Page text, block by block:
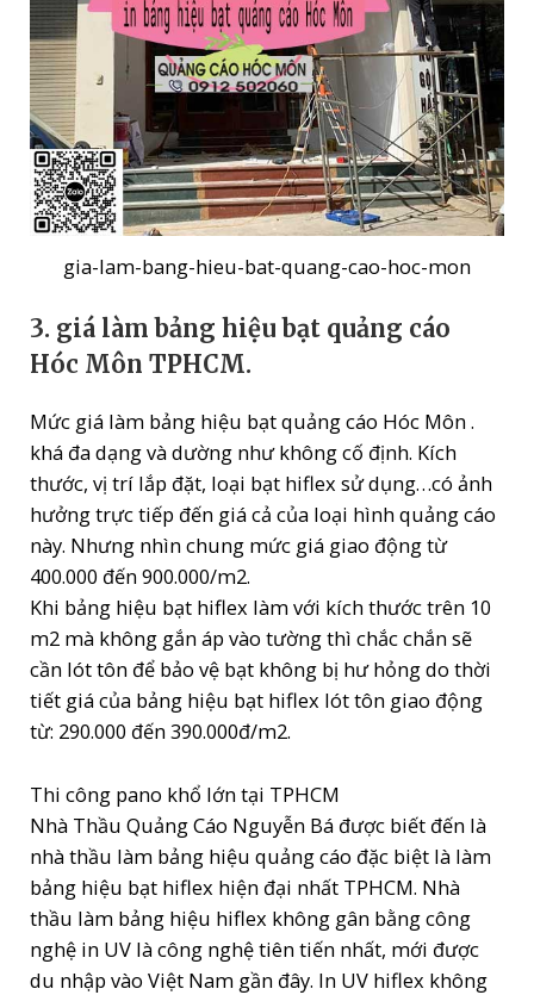
gia-lam-bang-hieu-bat-quang-cao-hoc-mon
3. giá làm bảng hiệu bạt quảng cáo
Hóc Môn TPHCM.
Mức giá làm bảng hiệu bạt quảng cáo Hóc Môn .
khá đa dạng và dường như không cố định. Kích
thước, vị trí lắp đặt, loại bạt hiflex sử dụng…có ảnh
hưởng trực tiếp đến giá cả của loại hình quảng cáo
này. Nhưng nhìn chung mức giá giao động từ
400.000 đến 900.000/m2.
Khi bảng hiệu bạt hiflex làm với kích thước trên 10
m2 mà không gắn áp vào tường thì chắc chắn sẽ
cần lót tôn để bảo vệ bạt không bị hư hỏng do thời
tiết giá của bảng hiệu bạt hiflex lót tôn giao động
từ: 290.000 đến 390.000đ/m2.
Thi công pano khổ lớn tại TPHCM
Nhà Thầu Quảng Cáo Nguyễn Bá được biết đến là
nhà thầu làm bảng hiệu quảng cáo đặc biệt là làm
bảng hiệu bạt hiflex hiện đại nhất TPHCM. Nhà
thầu làm bảng hiệu hiflex không gân bằng công
nghệ in UV là công nghệ tiên tiến nhất, mới được
du nhập vào Việt Nam gần đây. In UV hiflex không